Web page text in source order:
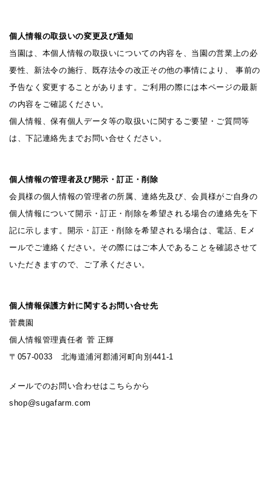
個人情報の取扱いの変更及び通知
当園は、本個人情報の取扱いについての内容を、当園の営業上の必
要性、新法令の施行、既存法令の改正その他の事情により、 事前の
予告なく変更することがあります。ご利用の際には本ページの最新
の内容をご確認ください。
個人情報、保有個人データ等の取扱いに関するご要望・ご質問等
は、下記連絡先までお問い合せください。
個人情報の管理者及び開示・訂正・削除
会員様の個人情報の管理者の所属、連絡先及び、会員様がご自身の
個人情報について開示・訂正・削除を希望される場合の連絡先を下
記に示します。開示・訂正・削除を希望される場合は、電話、Eメ
ールでご連絡ください。その際にはご本人であることを確認させて
いただきますので、ご了承ください。
個人情報保護方針に関するお問い合せ先
菅農園
個人情報管理責任者 菅 正輝
〒057-0033 北海道浦河郡浦河町向別441-1
メールでのお問い合わせはこちらから
shop@sugafarm.com